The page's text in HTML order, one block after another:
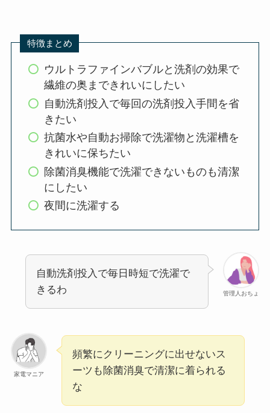
特徴まとめ
ウルトラファインバブルと洗剤の効果で
繊維の奥まできれいにしたい
自動洗剤投入で毎回の洗剤投入手間を省
きたい
抗菌水や自動お掃除で洗濯物と洗濯槽を
きれいに保ちたい
除菌消臭機能で洗濯できないものも清潔
にしたい
夜間に洗濯する
管理人おちょ
自動洗剤投入で毎日時短で洗濯で
きるわ
家電マニア
頻繁にクリーニングに出せないス
ーツも除菌消臭で清潔に着られる
な